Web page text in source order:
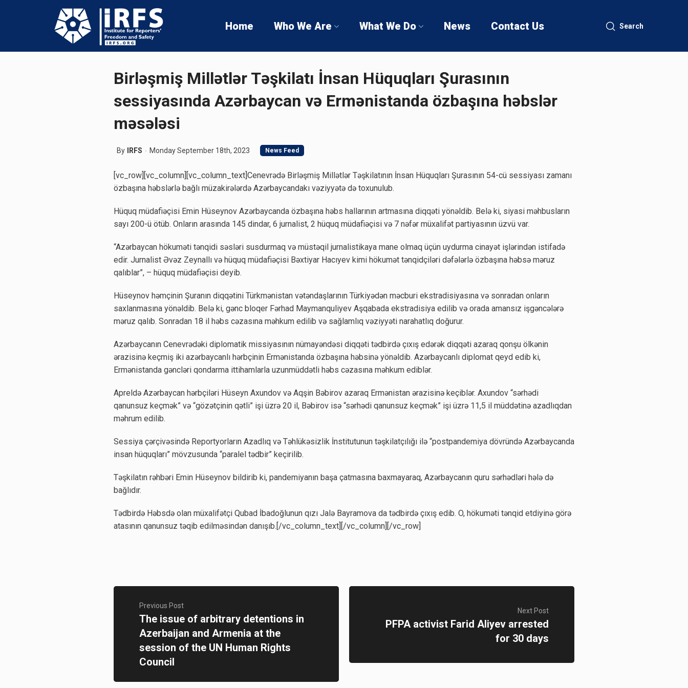
Home Who We Are What We Do News Contact Us Search
Birləşmiş Millətlər Təşkilatı İnsan Hüquqları Şurasının
sessiyasında Azərbaycan və Ermənistanda özbaşına həbslər
məsələsi
By IRFS Monday September 18th, 2023 News Feed
[vc_row][vc_column][vc_column_text]Cenevrədə Birləşmiş Millətlər Təşkilatının İnsan Hüquqları Şurasının 54-cü sessiyası zamanı
özbaşına həbslərlə bağlı müzakirələrdə Azərbaycandakı vəziyyətə də toxunulub.
Hüquq müdafiəçisi Emin Hüseynov Azərbaycanda özbaşına həbs hallarının artmasına diqqəti yönəldib. Belə ki, siyasi məhbusların
sayı 200-ü ötüb. Onların arasında 145 dindar, 6 jurnalist, 2 hüquq müdafiəçisi və 7 nəfər müxalifət partiyasının üzvü var.
“Azərbaycan hökuməti tənqidi səsləri susdurmaq və müstəqil jurnalistikaya mane olmaq üçün uydurma cinayət işlərindən istifadə
edir. Jurnalist Əvəz Zeynallı və hüquq müdafiəçisi Bəxtiyar Hacıyev kimi hökumət tənqidçiləri dəfələrlə özbaşına həbsə məruz
qalıblar”, – hüquq müdafiəçisi deyib.
Hüseynov həmçinin Şuranın diqqətini Türkmənistan vətəndaşlarının Türkiyədən məcburi ekstradisiyasına və sonradan onların
saxlanmasına yönəldib. Belə ki, gənc bloqer Fərhad Maymanquliyev Aşqabada ekstradisiya edilib və orada amansız işgəncələrə
məruz qalıb. Sonradan 18 il həbs cəzasına məhkum edilib və sağlamlıq vəziyyəti narahatlıq doğurur.
Azərbaycanın Cenevrədəki diplomatik missiyasının nümayəndəsi diqqəti tədbirdə çıxış edərək diqqəti azaraq qonşu ölkənin
ərazisinə keçmiş iki azərbaycanlı hərbçinin Ermənistanda özbaşına həbsinə yönəldib. Azərbaycanlı diplomat qeyd edib ki,
Ermənistanda gəncləri qondarma ittihamlarla uzunmüddətli həbs cəzasına məhkum ediblər.
Apreldə Azərbaycan hərbçiləri Hüseyn Axundov və Aqşin Bəbirov azaraq Ermənistan ərazisinə keçiblər. Axundov “sərhədi
qanunsuz keçmək” və “gözətçinin qətli” işi üzrə 20 il, Bəbirov isə “sərhədi qanunsuz keçmək” işi üzrə 11,5 il müddətinə azadlıqdan
məhrum edilib.
Sessiya çərçivəsində Reportyorların Azadlıq və Təhlükəsizlik İnstitutunun təşkilatçılığı ilə “postpandemiya dövründə Azərbaycanda
insan hüquqları” mövzusunda “paralel tədbir” keçirilib.
Təşkilatın rəhbəri Emin Hüseynov bildirib ki, pandemiyanın başa çatmasına baxmayaraq, Azərbaycanın quru sərhədləri hələ də
bağlıdır.
Tədbirdə Həbsdə olan müxalifətçi Qubad İbadoğlunun qızı Jalə Bayramova da tədbirdə çıxış edib. O, hökuməti tənqid etdiyinə görə
atasının qanunsuz təqib edilməsindən danışıb.[/vc_column_text][/vc_column][/vc_row]
Previous Post
The issue of arbitrary detentions in
Azerbaijan and Armenia at the
session of the UN Human Rights
Council
Next Post
PFPA activist Farid Aliyev arrested
for 30 days